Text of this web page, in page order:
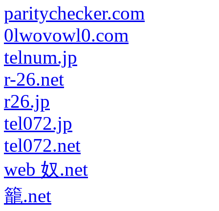
paritychecker.com
0lwovowl0.com
telnum.jp
r-26.net
r26.jp
tel072.jp
tel072.net
web 奴.net
籠.net